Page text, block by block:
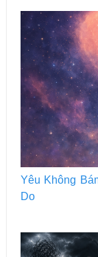
Yêu Không
Do